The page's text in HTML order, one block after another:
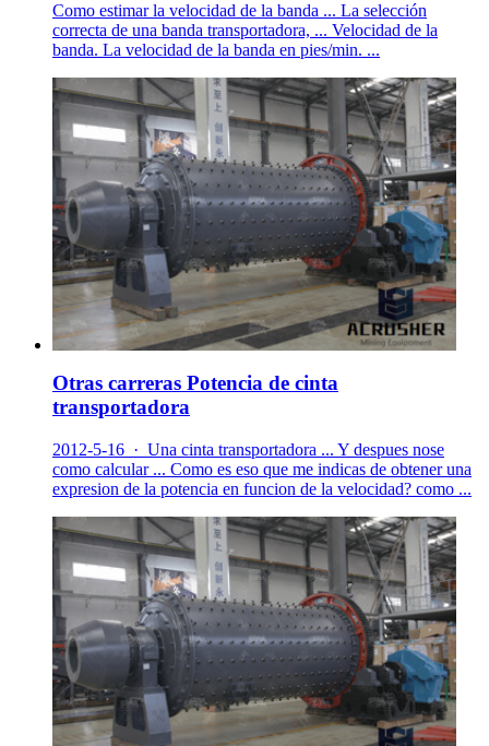
Como estimar la velocidad de la banda ... La selección
correcta de una banda transportadora, ... Velocidad de la
banda. La velocidad de la banda en pies/min. ...
Otras carreras Potencia de cinta
transportadora
2012-5-16 · Una cinta transportadora ... Y despues nose
como calcular ... Como es eso que me indicas de obtener una
expresion de la potencia en funcion de la velocidad? como ...